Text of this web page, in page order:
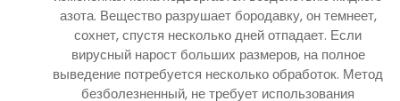
азота. Вещество разрушает бородавку, он темнеет,
сохнет, спустя несколько дней отпадает. Если
вирусный нарост больших размеров, на полное
выведение потребуется несколько обработок. Метод
безболезненный, не требует использования